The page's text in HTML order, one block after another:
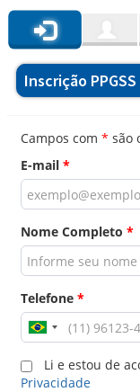
Inscrição
Campos com * são
E-mail *
Nome Completo *
Telefone *
Li e estou de
Privacidade